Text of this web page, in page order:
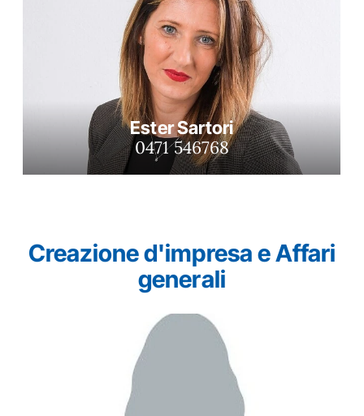
Ester Sartori
0471 546768
Creazione d'impresa e Affari
generali